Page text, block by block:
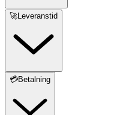
🚀Leveranstid
💳Betalning